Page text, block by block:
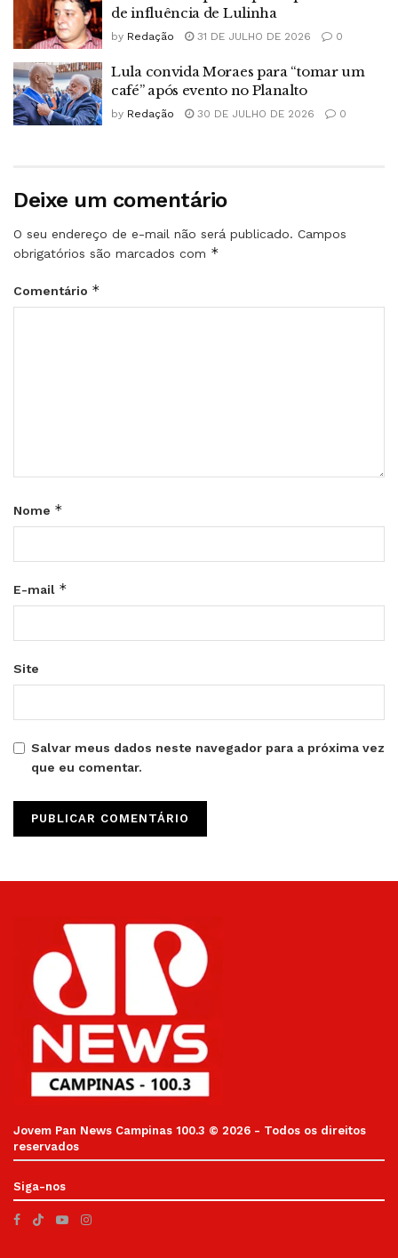
de influência de Lulinha
by Redação 31 DE JULHO DE 2026 0
Lula convida Moraes para “tomar um
café” após evento no Planalto
by Redação 30 DE JULHO DE 2026 0
Deixe um comentário
O seu endereço de e-mail não será publicado. Campos
obrigatórios são marcados com *
Comentário *
Nome *
E-mail *
Site
Salvar meus dados neste navegador para a próxima vez
que eu comentar.
Jovem Pan News Campinas 100.3 © 2026 - Todos os direitos
reservados
Siga-nos